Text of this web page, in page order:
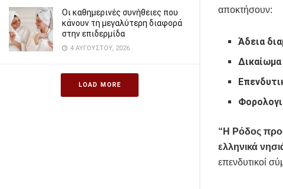
Οι καθημερινές συνήθειες που
κάνουν τη μεγαλύτερη διαφορά
στην επιδερμίδα
4 ΑΥΓΟΎΣΤΟΥ, 2026
LOAD MORE
αποκτήσουν:
Άδεια
“Η Ρόδος
ελληνικά
επενδυτικοί